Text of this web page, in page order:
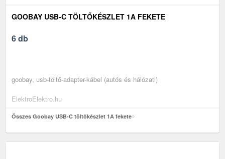
GOOBAY USB-C TÖLTŐKÉSZLET 1A FEKETE
6 db
goobay, usb-töltő-adapter-kábel (autós és hálózati)
ElektroElektro.hu
Összes Goobay USB-C töltőkészlet 1A fekete